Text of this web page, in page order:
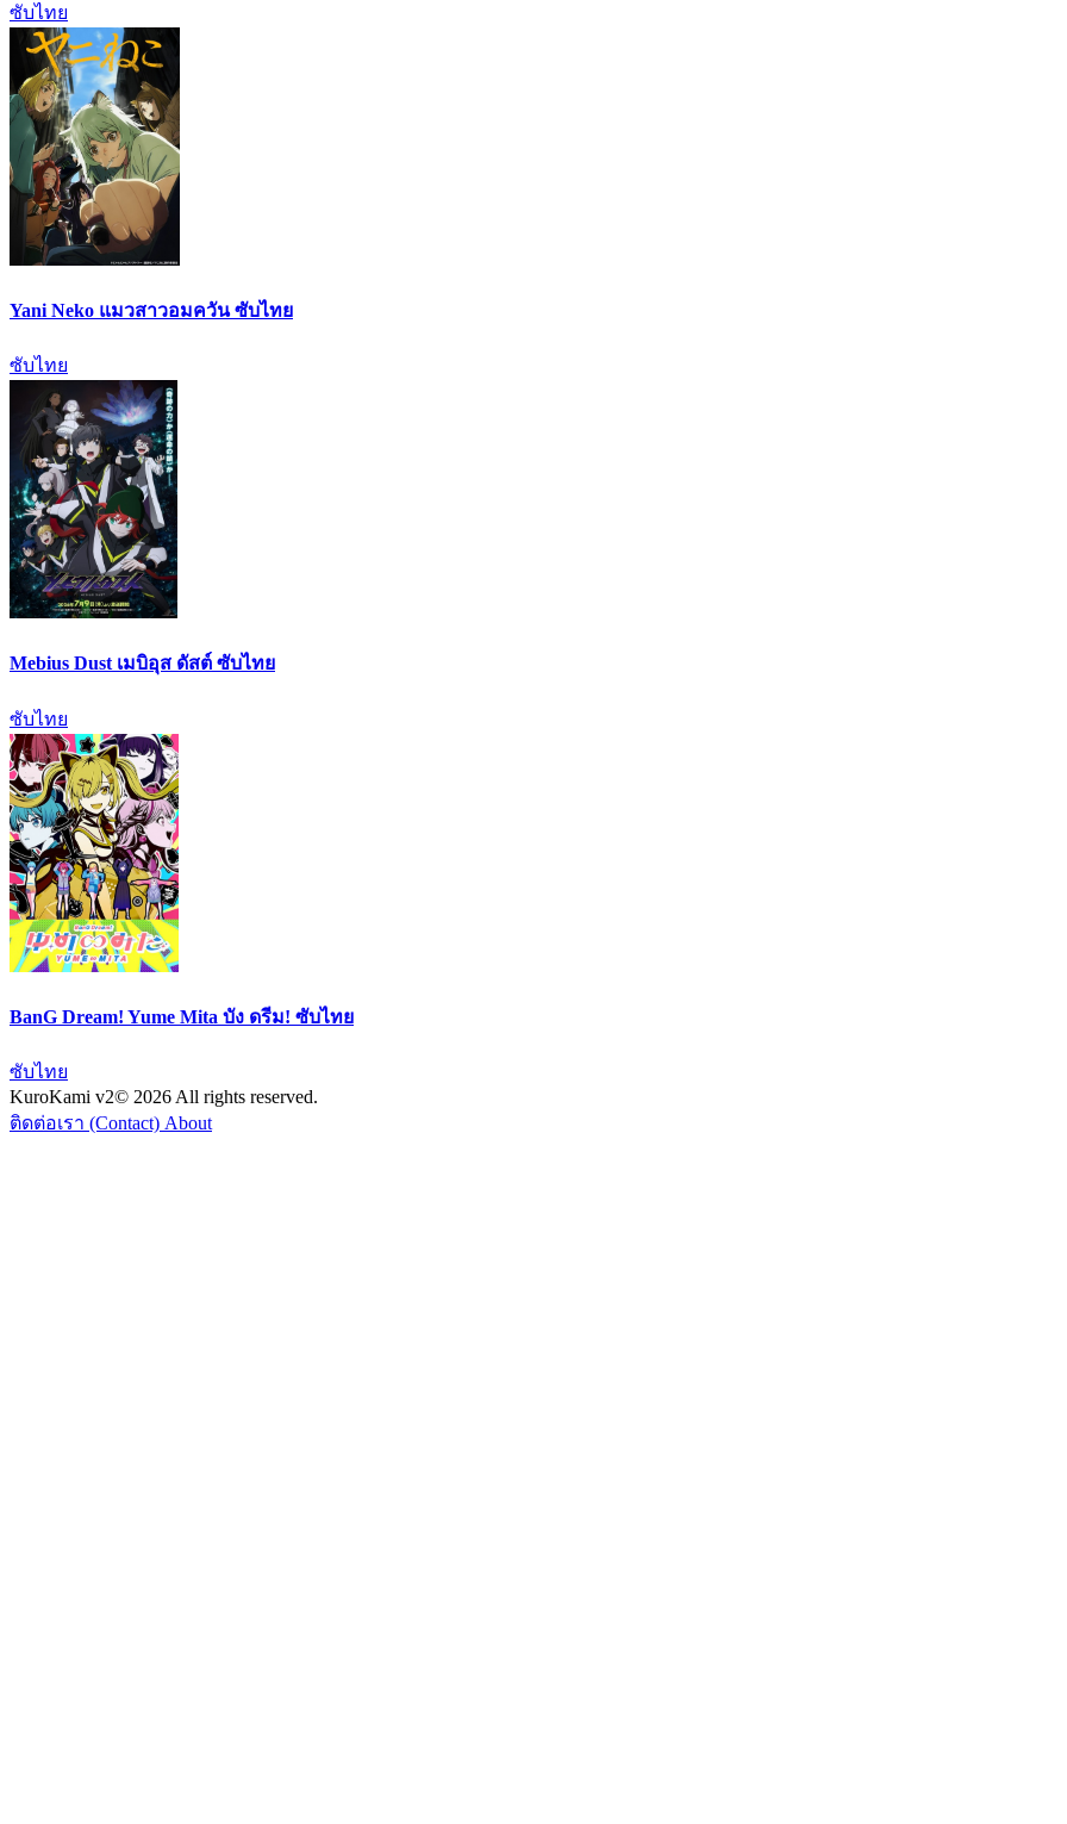
ซับไทย
Yani Neko แมวสาวอมควัน ซับไทย
ซับไทย
Mebius Dust เมบิอุส ดัสต์ ซับไทย
ซับไทย
BanG Dream! Yume Mita บัง ดรีม! ซับไทย
ซับไทย
KuroKami v2© 2026 All rights reserved.
ติดต่อเรา (Contact) About